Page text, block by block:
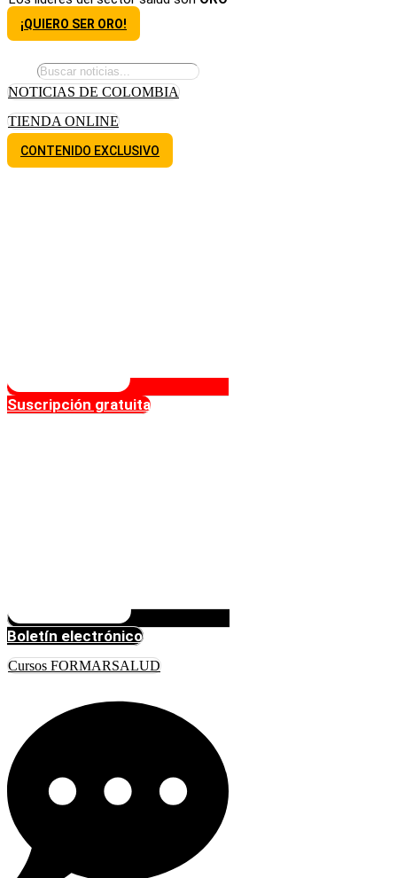
¡QUIERO SER ORO!
NOTICIAS DE COLOMBIA
TIENDA ONLINE
CONTENIDO EXCLUSIVO
Suscripción gratuita
Boletín electrónico
Cursos FORMARSALUD